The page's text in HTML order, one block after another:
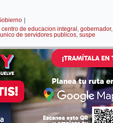
centro de educacion integral , gobernador,
de servidores publicos, suspe